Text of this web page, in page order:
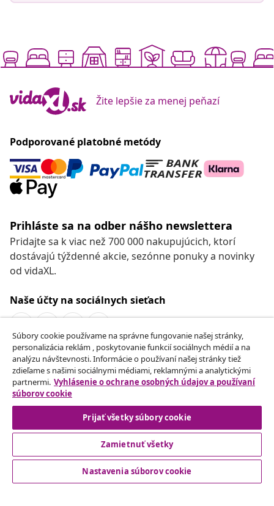
Žite lepšie za menej peňazí
Podporované platobné metódy
Prihláste sa na odber nášho newslettera
Pridajte sa k viac než 700 000 nakupujúcich, ktorí
dostávajú týždenné akcie, sezónne ponuky a novinky
od vidaXL.
Naše účty na sociálnych sieťach
Odstúpenie od zmluvy
Odošlite žiadosť o odstúpenie od vašej objednávky.
Odstúpenie od zmluvy
Zákaznícky Servis
Súbory cookie používame na správne fungovanie našej stránky,
personalizácia reklám , poskytovanie funkcií sociálnych médií a na
analýzu návštevnosti. Informácie o používaní našej stránky tiež
zdieľame s našimi sociálnymi médiami, reklamnými a analytickými
partnermi. Vyhlásenie o ochrane osobných údajov a používaní
súborov cookie
Prijať všetky súbory cookie
Zamietnuť všetky
Nastavenia súborov cookie